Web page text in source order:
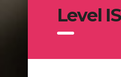
Level